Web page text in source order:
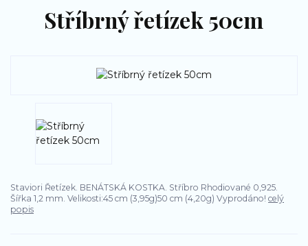
Stříbrný řetízek 50cm
Staviori Řetízek. BENÁTSKÁ KOSTKA. Stříbro Rhodiované 0,925.
Šířka 1,2 mm. Velikosti:45 cm (3,95g)50 cm (4,20g) Vyprodáno! celý
popis